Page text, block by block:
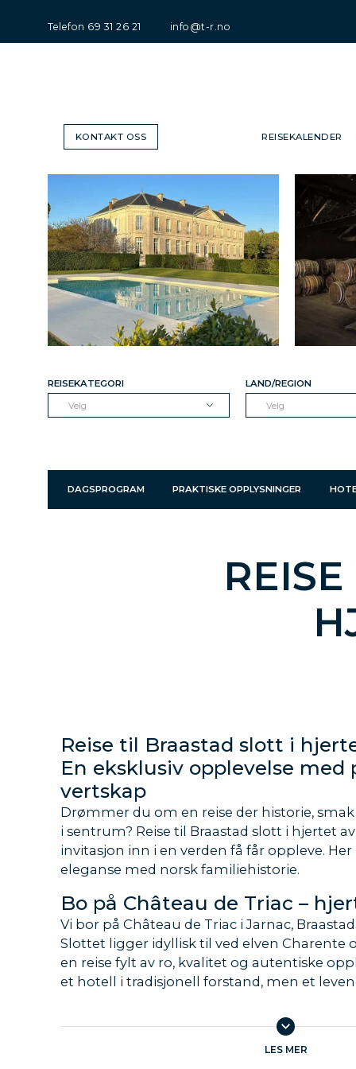
Telefon 69 31 26 21 info@t-r.no
KONTAKT OSS REISEKALENDER
REISEKATEGORI
Velg
LAND/REGION
Velg
DAGSPROGRAM PRAKTISKE OPPLYSNINGER
Reise til Braastad slott i
En eksklusiv opplevelse med
vertskap
Drømmer du om en reise der historie,
i sentrum? Reise til Braastad slott i hjertet
invitasjon inn i en verden få får oppleve.
eleganse med norsk familiehistorie.
Bo på Château de Triac –
Vi bor på Château de Triac i Jarnac,
Slottet ligger idyllisk til ved elven Charente
en reise fylt av ro, kvalitet og autentiske
et hotell i tradisjonell forstand, men et
Personlig vertskap og
LES MER